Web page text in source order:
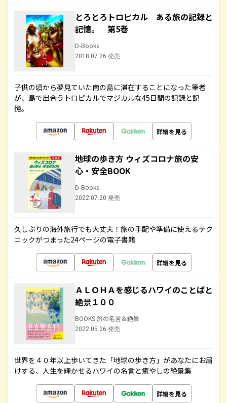
とろとろトロピカル ある旅の記録と
記憶。 第5巻
D-Books
2018.07.26 発売
子供の頃から夢見ていた南の島に滞在することになった筆者
が、島で出合うトロピカルでマジカルな45日間の記録と記
憶。
詳細を見る
地球の歩き方 ウィズコロナ旅の安
心・安全BOOK
D-Books
2022.07.20 発売
久しぶりの海外旅行でも大丈夫！旅の手配や準備に使えるテク
ニックがつまった24ページの電子書籍
詳細を見る
ＡＬＯＨＡを感じるハワイのことばと
絶景１００
BOOKS 旅の名言＆絶景
2022.05.26 発売
世界を４０年以上歩いてきた「地球の歩き方」があなたにお届
けする、人生を輝かせるハワイの名言と癒やしの絶景集
詳細を見る